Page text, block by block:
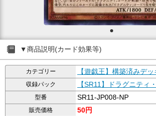
▼商品説明(カード効果等)
カテゴリー 【遊戯王】構築済みデッ
収録パック 【SR11】ドラグニティ
型番 SR11-JP008-NP
販売価格 50円